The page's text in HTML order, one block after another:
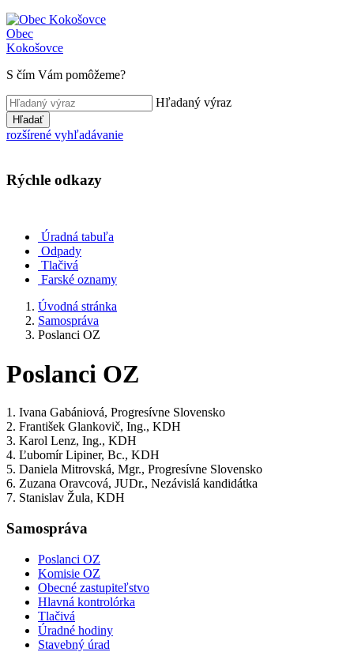
Obec
Kokošovce
S čím Vám pomôžeme?
Hľadaný výraz
Hľadať
rozšírené vyhľadávanie
Rýchle odkazy
Úradná tabuľa
Odpady
Tlačivá
Farské oznamy
Úvodná stránka
Samospráva
Poslanci OZ
Poslanci OZ
1. Ivana Gabániová, Progresívne Slovensko
2. František Glankovič, Ing., KDH
3. Karol Lenz, Ing., KDH
4. Ľubomír Lipiner, Bc., KDH
5. Daniela Mitrovská, Mgr., Progresívne Slovensko
6. Zuzana Oravcová, JUDr., Nezávislá kandidátka
7. Stanislav Žula, KDH
Samospráva
Poslanci OZ
Komisie OZ
Obecné zastupiteľstvo
Hlavná kontrolórka
Tlačivá
Úradné hodiny
Stavebný úrad